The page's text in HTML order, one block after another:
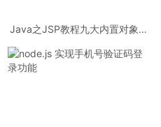
Java之JSP教程九大内置对象详